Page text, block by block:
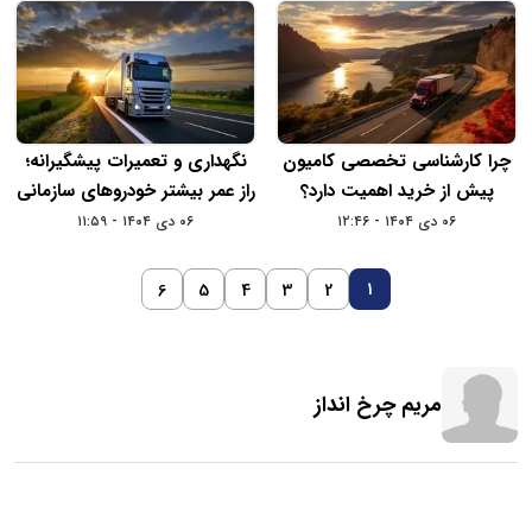
چرا کارشناسی تخصصی کامیون
پیش از خرید اهمیت دارد؟
۰۶ دی ۱۴۰۴ - ۱۲:۴۶
نگهداری و تعمیرات پیشگیرانه؛
راز عمر بیشتر خودروهای سازمانی
۰۶ دی ۱۴۰۴ - ۱۱:۵۹
1
2
3
4
5
6
مریم چرخ انداز